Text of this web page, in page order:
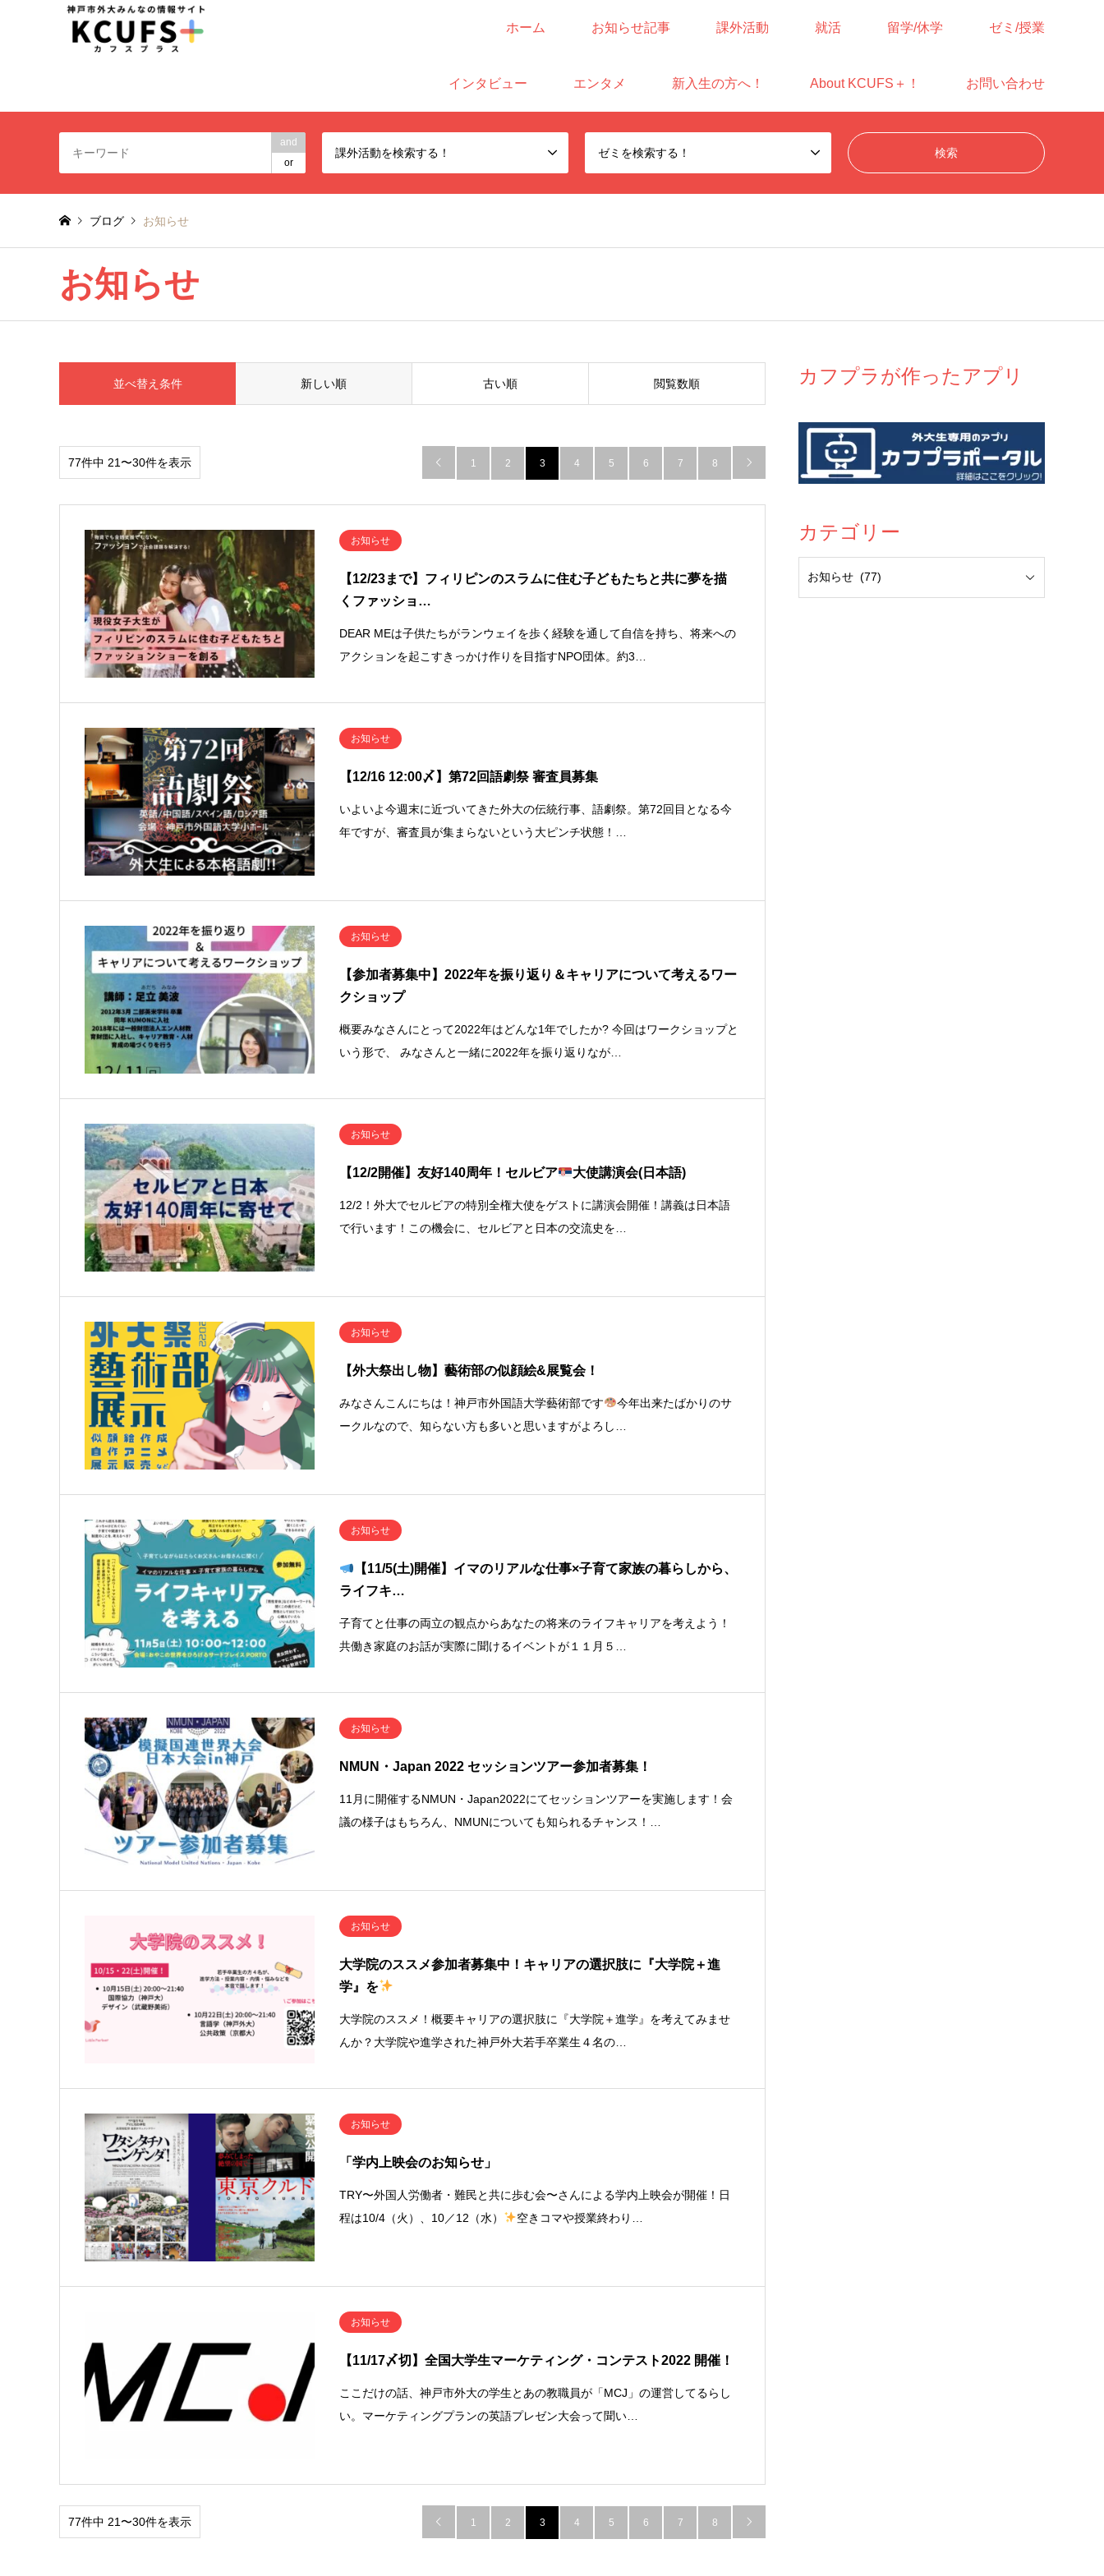
ホーム お知らせ記事 課外活動 就活 留学/休学 ゼミ/授業
インタビュー エンタメ 新入生の方へ！ About KCUFS＋！ お問い合わせ
and
or
課外活動を検索する！ ゼミを検索する！
ブログ お知らせ
お知らせ
並べ替え条件 新しい順 古い順 閲覧数順
77件中 21〜30件を表示  1 2 3 4 5 6 7 8 
お知らせ
【12/23まで】フィリピンのスラムに住む子どもたちと共に夢を描
くファッショ…
DEAR MEは子供たちがランウェイを歩く経験を通して自信を持ち、将来への
アクションを起こすきっかけ作りを目指すNPO団体。約3…
お知らせ
【12/16 12:00〆】第72回語劇祭 審査員募集
いよいよ今週末に近づいてきた外大の伝統行事、語劇祭。第72回目となる今
年ですが、審査員が集まらないという大ピンチ状態！…
お知らせ
【参加者募集中】2022年を振り返り＆キャリアについて考えるワー
クショップ
概要みなさんにとって2022年はどんな1年でしたか? 今回はワークショップと
いう形で、 みなさんと一緒に2022年を振り返りなが…
お知らせ
【12/2開催】友好140周年！セルビア 大使講演会(日本語)
12/2！外大でセルビアの特別全権大使をゲストに講演会開催！講義は日本語
で行います！この機会に、セルビアと日本の交流史を…
お知らせ
【外大祭出し物】藝術部の似顔絵&展覧会！
みなさんこんにちは！神戸市外国語大学藝術部です
今年出来たばかりのサ
ークルなので、知らない方も多いと思いますがよろし…
お知らせ
【11/5(土)開催】イマのリアルな仕事×子育て家族の暮らしから、
ライフキ…
子育てと仕事の両立の観点からあなたの将来のライフキャリアを考えよう！
共働き家庭のお話が実際に聞けるイベントが１１月５…
お知らせ
NMUN・Japan 2022 セッションツアー参加者募集！
11月に開催するNMUN・Japan2022にてセッションツアーを実施します！会
議の様子はもちろん、NMUNについても知られるチャンス！…
お知らせ
大学院のススメ参加者募集中！キャリアの選択肢に『大学院＋進
学』を
大学院のススメ！概要キャリアの選択肢に『大学院＋進学』を考えてみませ
んか？大学院や進学された神戸外大若手卒業生４名の…
お知らせ
「学内上映会のお知らせ」
TRY〜外国人労働者・難民と共に歩む会〜さんによる学内上映会が開催！日
程は10/4（火）、10／12（水）
空きコマや授業終わり…
お知らせ
【11/17〆切】全国大学生マーケティング・コンテスト2022 開催！
ここだけの話、神戸市外大の学生とあの教職員が「MCJ」の運営してるらし
い。マーケティングプランの英語プレゼン大会って聞い…
77件中 21〜30件を表示  1 2 3 4 5 6 7 8 
カフプラが作ったアプリ
カテゴリー